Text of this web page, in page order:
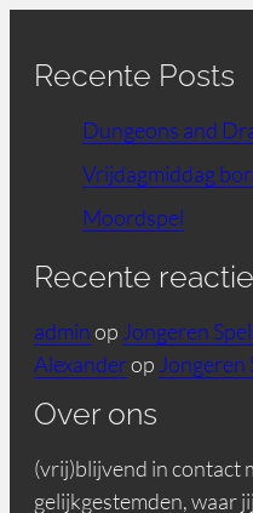
Recente Posts
Dungeons and
Vrijdagmiddag
Moordspel
Recente
adminop Jongeren
Alexanderop Jongeren
Over ons
(vrij)blijvend in contact
gelijkgestemden, waar